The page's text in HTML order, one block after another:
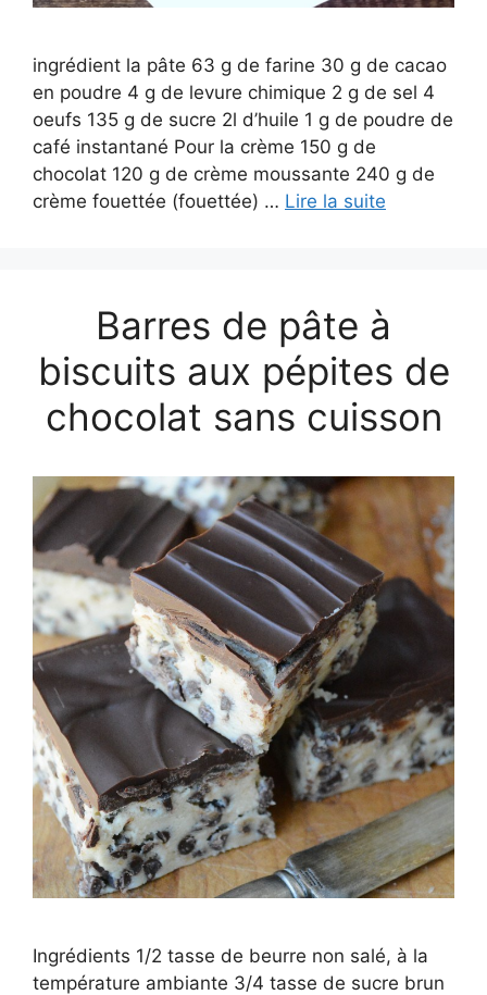
ingrédient la pâte 63 g de farine 30 g de cacao
en poudre 4 g de levure chimique 2 g de sel 4
oeufs 135 g de sucre 2l d’huile 1 g de poudre de
café instantané Pour la crème 150 g de
chocolat 120 g de crème moussante 240 g de
crème fouettée (fouettée) … Lire la suite
Barres de pâte à
biscuits aux pépites de
chocolat sans cuisson
Ingrédients 1/2 tasse de beurre non salé, à la
température ambiante 3/4 tasse de sucre brun